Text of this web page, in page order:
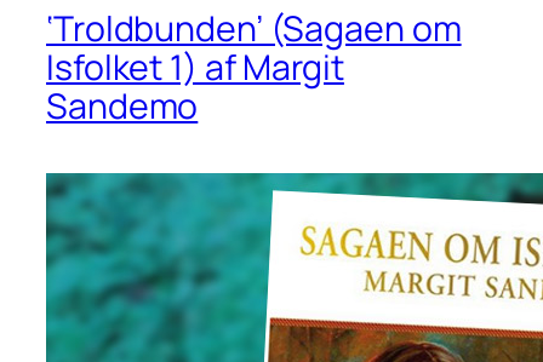
‘Troldbunden’ (Sagaen om
Isfolket 1) af Margit
Sandemo